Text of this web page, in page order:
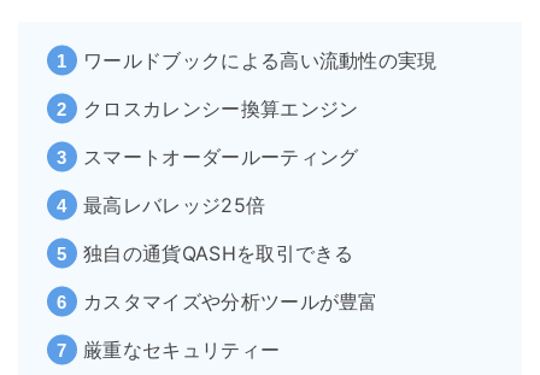
ワールドブックによる高い流動性の実現
クロスカレンシー換算エンジン
スマートオーダールーティング
最高レバレッジ25倍
独自の通貨QASHを取引できる
カスタマイズや分析ツールが豊富
厳重なセキュリティー